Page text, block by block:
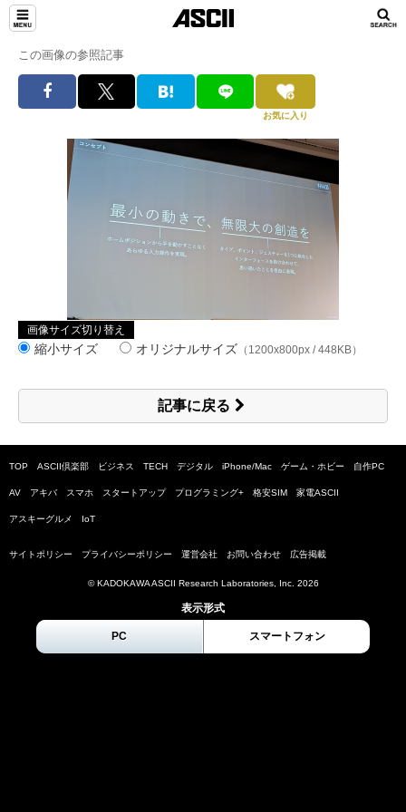
この画像の参照記事
お気に入り
画像サイズ切り替え
縮小サイズ オリジナルサイズ （1200x800px / 448KB）
記事に戻る
TOP ASCII倶楽部 ビジネス TECH デジタル iPhone/Mac ゲーム・ホビー 自作PC
AV アキバ スマホ スタートアップ プログラミング+ 格安SIM 家電ASCII
アスキーグルメ IoT
サイトポリシー プライバシーポリシー 運営会社 お問い合わせ 広告掲載
© KADOKAWA ASCII Research Laboratories, Inc. 2026
表示形式
PC スマートフォン